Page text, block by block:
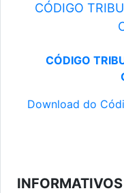
CÓDIGO
CÓDIGO
Download do
INFORMATIVOS